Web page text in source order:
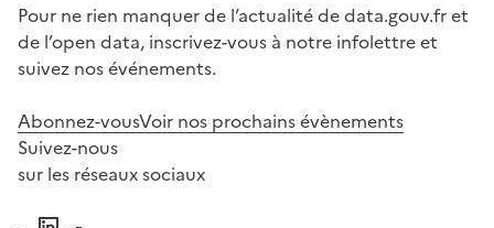
Pour ne rien manquer de l’actualité de data.gouv.fr et
de l’open data, inscrivez-vous à notre infolettre et
suivez nos événements.
Abonnez-vousVoir nos prochains évènements
Suivez-nous
sur les réseaux sociaux